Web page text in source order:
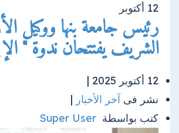
12 أكتوبر
رئيس جامعة بنها ووكيل
الشريف يفتتحان ندوة "
12 أكتوبر 2025 |
نشر فى آخر الأخبار |
كتب بواسطة Super User